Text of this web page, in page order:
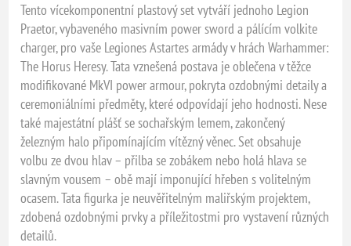
Tento vícekomponentní plastový set vytváří jednoho Legion
Praetor, vybaveného masivním power sword a pálícím volkite
charger, pro vaše Legiones Astartes armády v hrách Warhammer:
The Horus Heresy. Tata vznešená postava je oblečena v těžce
modifikované MkVI power armour, pokryta ozdobnými detaily a
ceremoniálními předměty, které odpovídají jeho hodnosti. Nese
také majestátní plášť se sochařským lemem, zakončený
železným halo připomínajícím vítězný věnec. Set obsahuje
volbu ze dvou hlav – přilba se zobákem nebo holá hlava se
slavným vousem – obě mají imponující hřeben s volitelným
ocasem. Tata figurka je neuvěřitelným maliřským projektem,
zdobená ozdobnými prvky a příležitostmi pro vystavení různých
detailů.